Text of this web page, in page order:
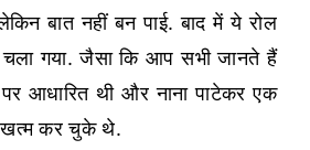
बात नहीं बन पाई. बाद में ये रोल
चला गया. जैसा कि आप सभी जानते हैं
आधारित थी और नाना पाटेकर एक
खत्म कर चुके थे.